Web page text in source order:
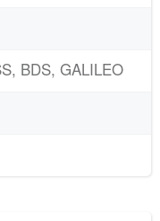
BDS, GALILEO